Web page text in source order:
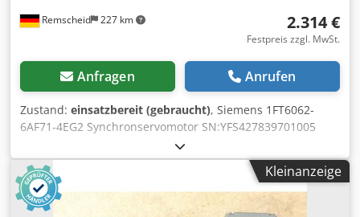
Remscheid 227 km 2.314 €
Festpreis zzgl. MwSt.
Anfragen Anrufen
Zustand: einsatzbereit (gebraucht), Siemens 1FT6062-
6AF71-4EG2 Synchronservomotor SN:YFS427839701005
,gebraucht, normale Gebrauchsspuren, 100%
funktionsfähig, Lieferumfang gem. Fotos Crodpoi D Ti Aefx
Ailef
Kleinanzeige